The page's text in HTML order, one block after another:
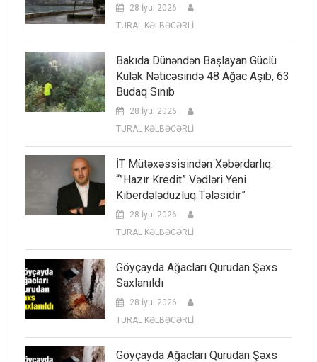
28 İyul 2026
TURAL KƏLBƏCƏRLİ
Bakıda Dünəndən Başlayan Güclü
Külək Nəticəsində 48 Ağac Aşıb, 63
Budaq Sınıb
28 İyul 2026
TURAL KƏLBƏCƏRLİ
İT Mütəxəssisindən Xəbərdarlıq:
“”Hazır Kredit” Vədləri Yeni
Kiberdələduzluq Tələsidir”
28 İyul 2026
TURAL KƏLBƏCƏRLİ
Göyçayda Ağacları Qurudan Şəxs
Saxlanıldı
28 İyul 2026
TURAL KƏLBƏCƏRLİ
Göyçayda Ağacları Qurudan Şəxs